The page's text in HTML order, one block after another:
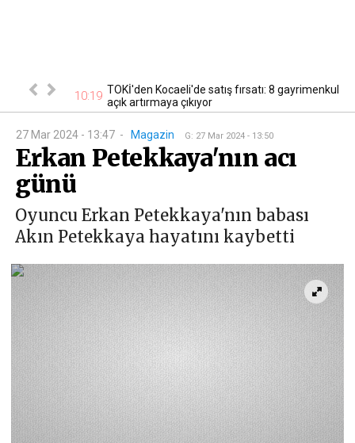
Başvurular 10:19 TOKİ'den Kocaeli'de satış fırsatı: 8 gayrimenkul
açık artırmaya çıkıyor
27 Mar 2024 - 13:47 - Magazin G: 27 Mar 2024 - 13:50
Erkan Petekkaya'nın acı
günü
Oyuncu Erkan Petekkaya'nın babası
Akın Petekkaya hayatını kaybetti